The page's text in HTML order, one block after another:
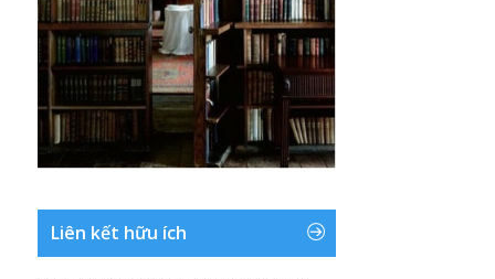
Liên kết hữu ích